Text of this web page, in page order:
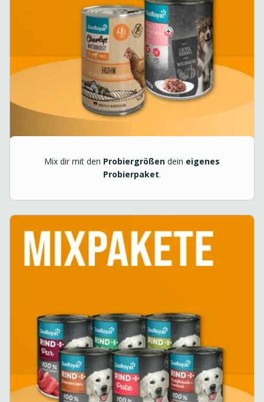
Mix dir mit den Probiergrößen dein eigenes
Probierpaket.